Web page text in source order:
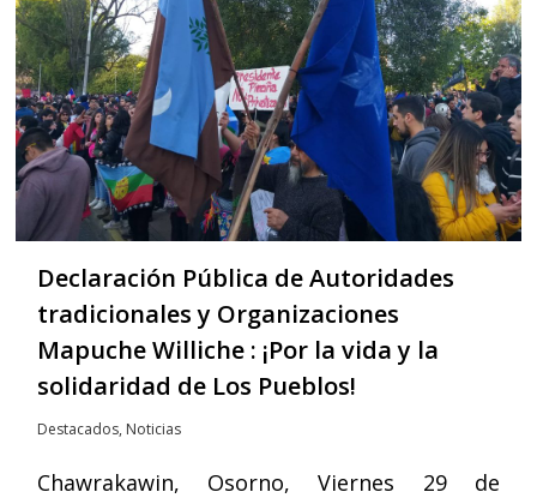
Declaración Pública de Autoridades
tradicionales y Organizaciones
Mapuche Williche : ¡Por la vida y la
solidaridad de Los Pueblos!
Destacados, Noticias
Chawrakawin, Osorno, Viernes 29 de